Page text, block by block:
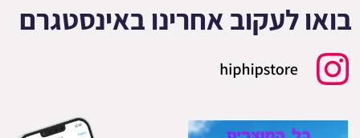
בואו לעקוב אחרינו באינסטגרם